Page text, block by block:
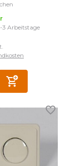
3 Arbeitstage